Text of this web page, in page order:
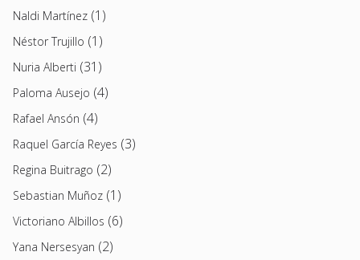
Naldi Martínez (1)
Néstor Trujillo (1)
Nuria Alberti (31)
Paloma Ausejo (4)
Rafael Ansón (4)
Raquel García Reyes (3)
Regina Buitrago (2)
Sebastian Muñoz (1)
Victoriano Albillos (6)
Yana Nersesyan (2)